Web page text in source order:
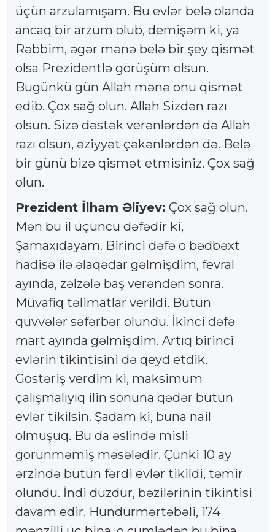
üçün arzulamışam. Bu evlər belə olanda
ancaq bir arzum olub, demişəm ki, ya
Rəbbim, əgər mənə belə bir şey qismət
olsa Prezidentlə görüşüm olsun.
Bugünkü gün Allah mənə onu qismət
edib. Çox sağ olun. Allah Sizdən razı
olsun. Sizə dəstək verənlərdən də Allah
razı olsun, əziyyət çəkənlərdən də. Belə
bir günü bizə qismət etmisiniz. Çox sağ
olun.
Prezident İlham Əliyev: Çox sağ olun.
Mən bu il üçüncü dəfədir ki,
Şamaxıdayam. Birinci dəfə o bədbəxt
hadisə ilə əlaqədar gəlmişdim, fevral
ayında, zəlzələ baş verəndən sonra.
Müvafiq təlimatlar verildi. Bütün
qüvvələr səfərbər olundu. İkinci dəfə
mart ayında gəlmişdim. Artıq birinci
evlərin tikintisini də qeyd etdik.
Göstəriş verdim ki, maksimum
çalışmalıyıq ilin sonuna qədər bütün
evlər tikilsin. Şadam ki, buna nail
olmuşuq. Bu da əslində misli
görünməmiş məsələdir. Çünki 10 ay
ərzində bütün fərdi evlər tikildi, təmir
olundu. İndi düzdür, bəzilərinin tikintisi
davam edir. Hündürmərtəbəli, 174